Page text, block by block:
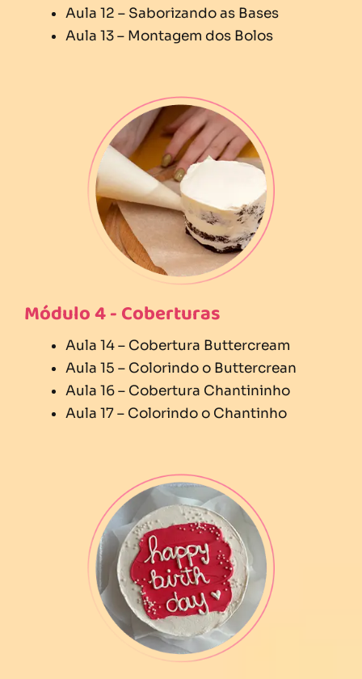
Aula 12 – Saborizando as Bases
Aula 13 – Montagem dos Bolos
Módulo 4 - Coberturas
Aula 14 – Cobertura Buttercream
Aula 15 – Colorindo o Buttercrean
Aula 16 – Cobertura Chantininho
Aula 17 – Colorindo o Chantinho